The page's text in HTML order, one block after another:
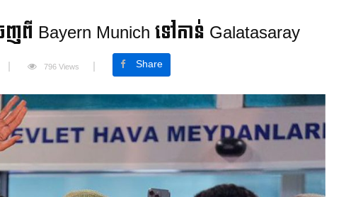
ញពី Bayern Munich ទៅកាន់ Galatasaray
796 Views Share